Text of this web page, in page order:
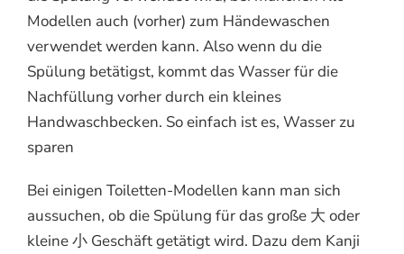
Modellen auch (vorher) zum Händewaschen
verwendet werden kann. Also wenn du die
Spülung betätigst, kommt das Wasser für die
Nachfüllung vorher durch ein kleines
Handwaschbecken. So einfach ist es, Wasser zu
sparen
Bei einigen Toiletten-Modellen kann man sich
aussuchen, ob die Spülung für das große 大 oder
kleine 小 Geschäft getätigt wird. Dazu dem Kanji